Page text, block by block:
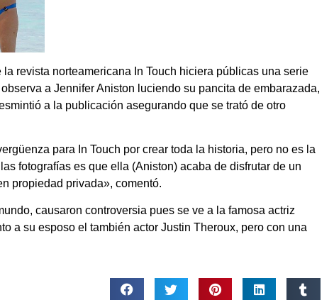
revista norteamericana In Touch hiciera públicas una serie
a Jennifer Aniston luciendo su pancita de embarazada,
a la publicación asegurando que se trató de otro
para In Touch por crear toda la historia, pero no es la
fotografías es que ella (Aniston) acaba de disfrutar de un
propiedad privada», comentó.
causaron controversia pues se ve a la famosa actriz
a su esposo el también actor Justin Theroux, pero con una